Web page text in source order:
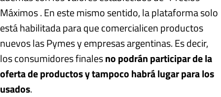
Máximos . En este mismo sentido, la plataforma solo
está habilitada para que comercialicen productos
nuevos las Pymes y empresas argentinas. Es decir,
los consumidores finalesno podrán participar de la
oferta de productos y tampoco habrá lugar para los
usados.